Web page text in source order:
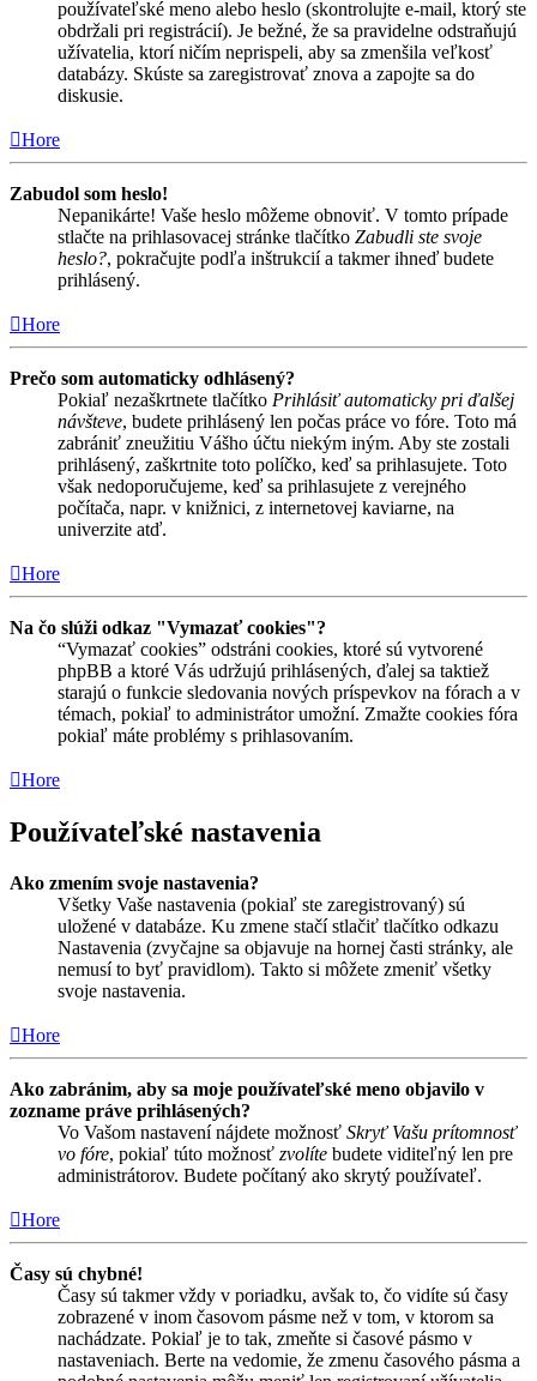
používateľské meno alebo heslo (skontrolujte e-mail, ktorý ste
obdržali pri registrácií). Je bežné, že sa pravidelne odstraňujú
užívatelia, ktorí ničím neprispeli, aby sa zmenšila veľkosť
databázy. Skúste sa zaregistrovať znova a zapojte sa do
diskusie.
Hore
Zabudol som heslo!
Nepanikárte! Vaše heslo môžeme obnoviť. V tomto prípade
stlačte na prihlasovacej stránke tlačítko Zabudli ste svoje
heslo?, pokračujte podľa inštrukcií a takmer ihneď budete
prihlásený.
Hore
Prečo som automaticky odhlásený?
Pokiaľ nezaškrtnete tlačítko Prihlásiť automaticky pri ďalšej
návšteve, budete prihlásený len počas práce vo fóre. Toto má
zabrániť zneužitiu Vášho účtu niekým iným. Aby ste zostali
prihlásený, zaškrtnite toto políčko, keď sa prihlasujete. Toto
však nedoporučujeme, keď sa prihlasujete z verejného
počítača, napr. v knižnici, z internetovej kaviarne, na
univerzite atď.
Hore
Na čo slúži odkaz "Vymazať cookies"?
“Vymazať cookies” odstráni cookies, ktoré sú vytvorené
phpBB a ktoré Vás udržujú prihlásených, ďalej sa taktiež
starajú o funkcie sledovania nových príspevkov na fórach a v
témach, pokiaľ to administrátor umožní. Zmažte cookies fóra
pokiaľ máte problémy s prihlasovaním.
Hore
Používateľské nastavenia
Ako zmením svoje nastavenia?
Všetky Vaše nastavenia (pokiaľ ste zaregistrovaný) sú
uložené v databáze. Ku zmene stačí stlačiť tlačítko odkazu
Nastavenia (zvyčajne sa objavuje na hornej časti stránky, ale
nemusí to byť pravidlom). Takto si môžete zmeniť všetky
svoje nastavenia.
Hore
Ako zabránim, aby sa moje používateľské meno objavilo v
zozname práve prihlásených?
Vo Vašom nastavení nájdete možnosť Skryť Vašu prítomnosť
vo fóre, pokiaľ túto možnosť zvolíte budete viditeľný len pre
administrátorov. Budete počítaný ako skrytý používateľ.
Hore
Časy sú chybné!
Časy sú takmer vždy v poriadku, avšak to, čo vidíte sú časy
zobrazené v inom časovom pásme než v tom, v ktorom sa
nachádzate. Pokiaľ je to tak, zmeňte si časové pásmo v
nastaveniach. Berte na vedomie, že zmenu časového pásma a